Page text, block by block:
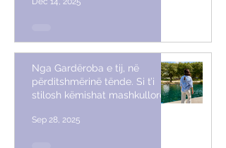
Nga Gardëroba e tij, në
përditshmërinë tënde. Si t’i
stilosh këmishat mashkullore
Sep 28, 2025